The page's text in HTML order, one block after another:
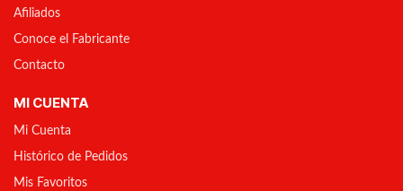
Afiliados
Conoce el Fabricante
Contacto
MI CUENTA
Mi Cuenta
Histórico de Pedidos
Mis Favoritos